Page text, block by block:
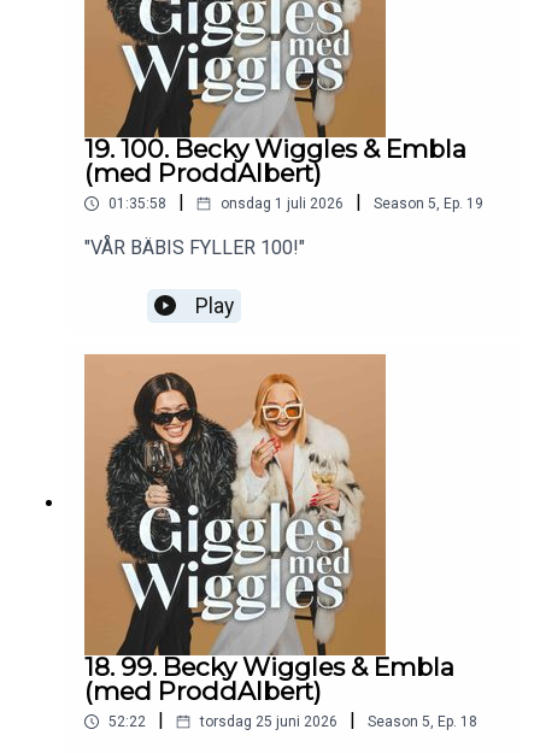
19. 100. Becky Wiggles & Embla
(med ProddAlbert)
01:35:58 onsdag 1 juli 2026 Season 5, Ep. 19
"VÅR BÄBIS FYLLER 100!"
Play
18. 99. Becky Wiggles & Embla
(med ProddAlbert)
52:22 torsdag 25 juni 2026 Season 5, Ep. 18